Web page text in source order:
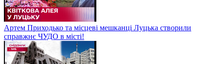
Артем Приходько та місцеві мешканці Луцька створили
справжнє ЧУДО в місті!